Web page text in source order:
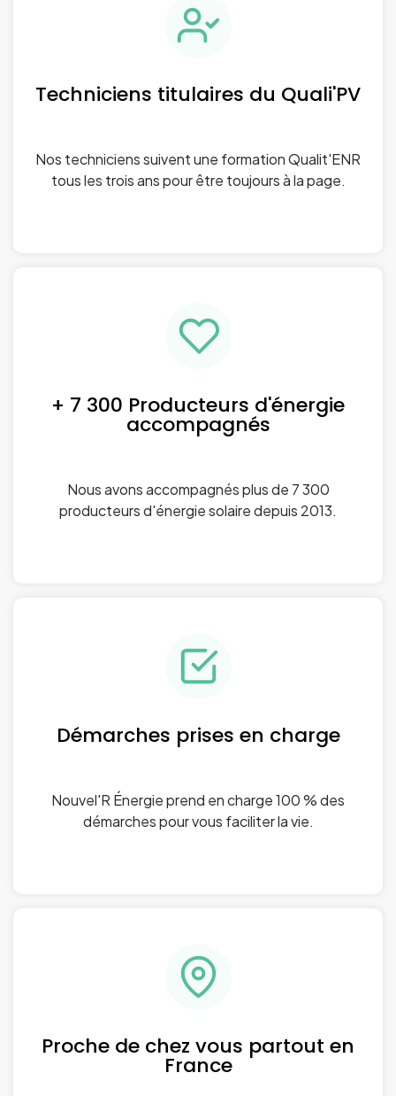
Techniciens titulaires du Quali'PV
Nos techniciens suivent une formation Qualit'ENR
tous les trois ans pour être toujours à la page.
+ 7 300 Producteurs d'énergie
accompagnés
Nous avons accompagnés plus de 7 300
producteurs d'énergie solaire depuis 2013.
Démarches prises en charge
Nouvel'R Énergie prend en charge 100 % des
démarches pour vous faciliter la vie.
Proche de chez vous partout en
France